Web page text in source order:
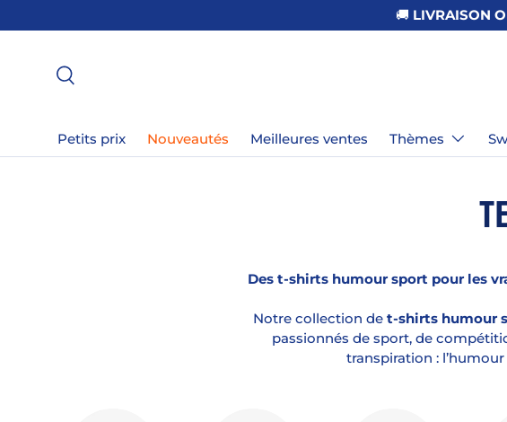
ALLER AU CONTENU
Petits prix Nouveautés Meilleures ventes Thèmes
Des t-shirts humour sport pour les
Notre collection de t-shirts humour
passionnés de sport, de
transpiration :